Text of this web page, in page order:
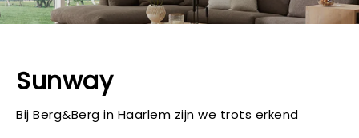
Sunway
Bij Berg&Berg in Haarlem zijn we trots erkend